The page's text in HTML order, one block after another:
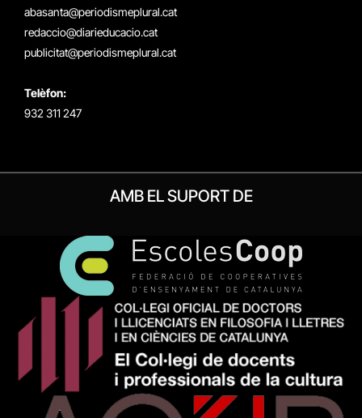
abasanta@periodismeplural.cat
redaccio@diarieducacio.cat
publicitat@periodismeplural.cat
Telèfon:
932 311 247
AMB EL SUPORT DE